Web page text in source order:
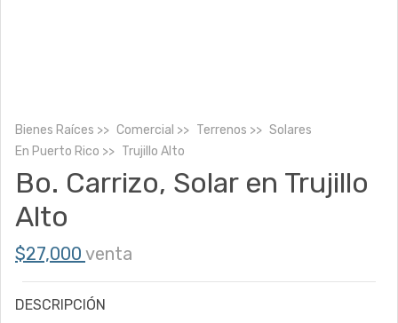
Bienes Raíces Comercial Terrenos
Solares
En Puerto Rico Trujillo Alto
Bo. Carrizo, Solar en Trujillo
Alto
$27,000 venta
DESCRIPCIÓN